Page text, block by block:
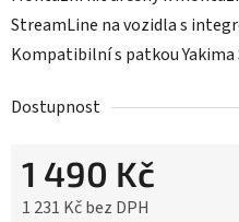
StreamLine na vozidla s
Kompatibilní s patkou Yakima
Dostupnost
1 490 Kč
1 231 Kč bez DPH